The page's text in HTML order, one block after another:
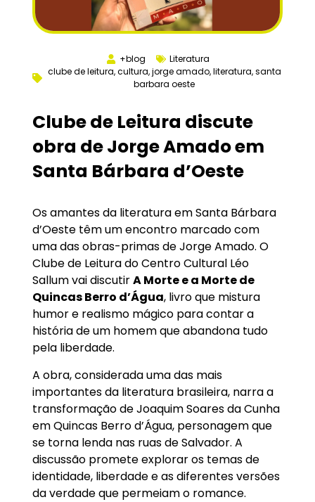
+blog
Literatura
clube de leitura,cultura,jorge amado,literatura,santa
barbara oeste
Clube de Leitura discute
obra de Jorge Amado em
Santa Bárbara d’Oeste
Os amantes da literatura em Santa Bárbara
d’Oeste têm um encontro marcado com
uma das obras-primas de Jorge Amado. O
Clube de Leitura do Centro Cultural Léo
Sallum vai discutirA Morte e a Morte de
Quincas Berro d’Água, livro que mistura
humor e realismo mágico para contar a
história de um homem que abandona tudo
pela liberdade.
A obra, considerada uma das mais
importantes da literatura brasileira, narra a
transformação de Joaquim Soares da Cunha
em Quincas Berro d’Água, personagem que
se torna lenda nas ruas de Salvador. A
discussão promete explorar os temas de
identidade, liberdade e as diferentes versões
da verdade que permeiam o romance.